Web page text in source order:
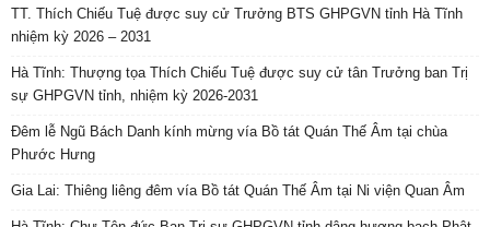
TT. Thích Chiếu Tuệ được suy cử Trưởng BTS GHPGVN tỉnh Hà Tĩnh
nhiệm kỳ 2026 – 2031
Hà Tĩnh: Thượng tọa Thích Chiếu Tuệ được suy cử tân Trưởng ban Trị
sự GHPGVN tỉnh, nhiệm kỳ 2026-2031
Đêm lễ Ngũ Bách Danh kính mừng vía Bồ tát Quán Thế Âm tại chùa
Phước Hưng
Gia Lai: Thiêng liêng đêm vía Bồ tát Quán Thế Âm tại Ni viện Quan Âm